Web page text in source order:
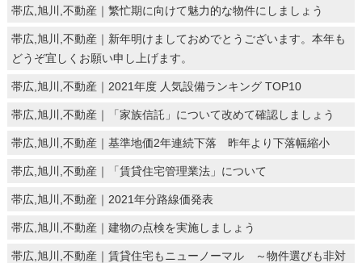
帯広,旭川,不動産｜繁忙期に向けて魅力的な物件にしましょう
帯広,旭川,不動産｜新年明けましておめでとうございます。本年も
どうぞ宜しくお願い申し上げます。
帯広,旭川,不動産｜2021年度 人気設備ランキング TOP10
帯広,旭川,不動産｜「家族信託」について改めて確認しましょう
帯広,旭川,不動産｜基準地価2年連続下落 昨年より下落幅縮小
帯広,旭川,不動産｜「賃貸住宅管理業法」について
帯広,旭川,不動産｜2021年分路線価発表
帯広,旭川,不動産｜建物の点検を実施しましょう
帯広,旭川,不動産｜賃貸住宅もニューノーマル ～物件選びも非対